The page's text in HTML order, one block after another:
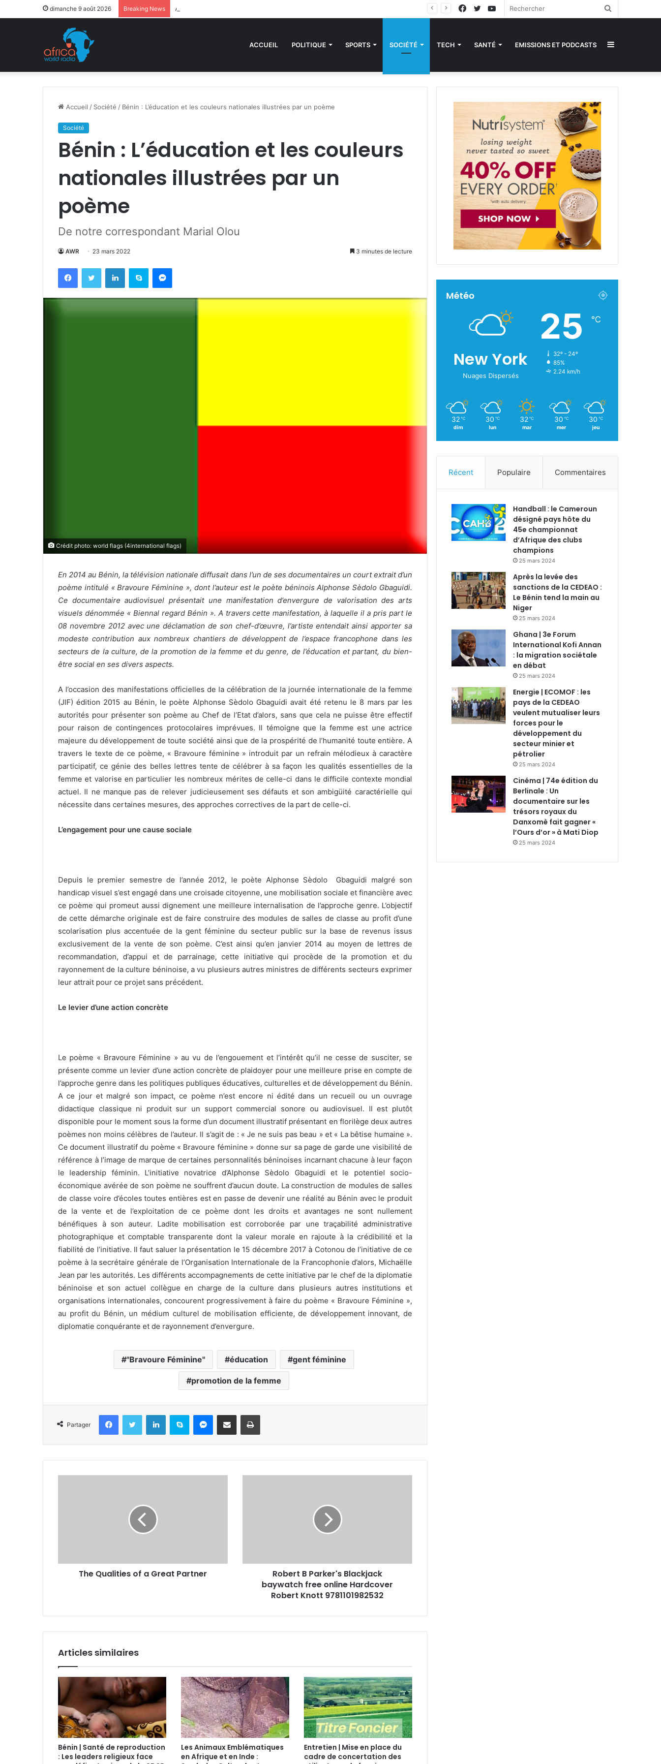
dimanche 9 août 2026 Breaking News Après la levée des sanctions de la CEDEAO : Le Bénin tend la main au Niger YouTube
Twitter
Facebook
ACCUEIL POLITIQUE SPORTS SOCIÉTÉ TECH SANTÉ EMISSIONS ET PODCASTS
Accueil / Société / Bénin : L’éducation et les couleurs nationales illustrées par un poème
Société
Bénin : L’éducation et les couleurs
nationales illustrées par un
poème
De notre correspondant Marial Olou
AWR 23 mars 2022 3 minutes de lecture
Crédit photo: world flags (4international flags)
En 2014 au Bénin, la télévision nationale diffusait dans l’un de ses documentaires un court extrait d’un
poème intitulé « Bravoure Féminine », dont l’auteur est le poète béninois Alphonse Sèdolo Gbaguidi.
Ce documentaire audiovisuel présentait une manifestation d’envergure de valorisation des arts
visuels dénommée « Biennal regard Bénin ». A travers cette manifestation, à laquelle il a pris part le
08 novembre 2012 avec une déclamation de son chef-d’œuvre, l’artiste entendait ainsi apporter sa
modeste contribution aux nombreux chantiers de développent de l’espace francophone dans les
secteurs de la culture, de la promotion de la femme et du genre, de l’éducation et partant, du bien-
être social en ses divers aspects.
A l’occasion des manifestations officielles de la célébration de la journée internationale de la femme
(JIF) édition 2015 au Bénin, le poète Alphonse Sèdolo Gbaguidi avait été retenu le 8 mars par les
autorités pour présenter son poème au Chef de l’Etat d’alors, sans que cela ne puisse être effectif
pour raison de contingences protocolaires imprévues. Il témoigne que la femme est une actrice
majeure du développement de toute société ainsi que de la prospérité de l’humanité toute entière. A
travers le texte de ce poème, « Bravoure féminine » introduit par un refrain mélodieux à caractère
participatif, ce génie des belles lettres tente de célébrer à sa façon les qualités essentielles de la
femme et valorise en particulier les nombreux mérites de celle-ci dans le difficile contexte mondial
actuel. Il ne manque pas de relever judicieusement ses défauts et son ambigüité caractérielle qui
nécessite dans certaines mesures, des approches correctives de la part de celle-ci.
L’engagement pour une cause sociale
Depuis le premier semestre de l’année 2012, le poète Alphonse Sèdolo Gbaguidi malgré son
handicap visuel s’est engagé dans une croisade citoyenne, une mobilisation sociale et financière avec
ce poème qui promeut aussi dignement une meilleure internalisation de l’approche genre. L’objectif
de cette démarche originale est de faire construire des modules de salles de classe au profit d’une
scolarisation plus accentuée de la gent féminine du secteur public sur la base de revenus issus
exclusivement de la vente de son poème. C’est ainsi qu’en janvier 2014 au moyen de lettres de
recommandation, d’appui et de parrainage, cette initiative qui procède de la promotion et du
rayonnement de la culture béninoise, a vu plusieurs autres ministres de différents secteurs exprimer
leur attrait pour ce projet sans précédent.
Le levier d’une action concrète
Le poème « Bravoure Féminine » au vu de l’engouement et l’intérêt qu’il ne cesse de susciter, se
présente comme un levier d’une action concrète de plaidoyer pour une meilleure prise en compte de
l’approche genre dans les politiques publiques éducatives, culturelles et de développement du Bénin.
A ce jour et malgré son impact, ce poème n’est encore ni édité dans un recueil ou un ouvrage
didactique classique ni produit sur un support commercial sonore ou audiovisuel. Il est plutôt
disponible pour le moment sous la forme d’un document illustratif présentant en florilège deux autres
poèmes non moins célèbres de l’auteur. Il s’agit de : « Je ne suis pas beau » et « La bêtise humaine ».
Ce document illustratif du poème « Bravoure féminine » donne sur sa page de garde une visibilité de
référence à l’image de marque de certaines personnalités béninoises incarnant chacune à leur façon
le leadership féminin. L’initiative novatrice d’Alphonse Sèdolo Gbaguidi et le potentiel socio-
économique avérée de son poème ne souffrent d’aucun doute. La construction de modules de salles
de classe voire d’écoles toutes entières est en passe de devenir une réalité au Bénin avec le produit
de la vente et de l’exploitation de ce poème dont les droits et avantages ne sont nullement
bénéfiques à son auteur. Ladite mobilisation est corroborée par une traçabilité administrative
photographique et comptable transparente dont la valeur morale en rajoute à la crédibilité et la
fiabilité de l’initiative. Il faut saluer la présentation le 15 décembre 2017 à Cotonou de l’initiative de ce
poème à la secrétaire générale de l’Organisation Internationale de la Francophonie d’alors, Michaëlle
Jean par les autorités. Les différents accompagnements de cette initiative par le chef de la diplomatie
béninoise et son actuel collègue en charge de la culture dans plusieurs autres institutions et
organisations internationales, concourent progressivement à faire du poème « Bravoure Féminine »,
au profit du Bénin, un médium culturel de mobilisation efficiente, de développement innovant, de
diplomatie conquérante et de rayonnement d’envergure.
"Bravoure Féminine" éducation gent féminine
promotion de la femme
Partager
The Qualities of a Great Partner
Robert B Parker's Blackjack
baywatch free online Hardcover
Robert Knott 9781101982532
Articles similaires
Bénin | Santé de reproduction
: Les leaders religieux face
Les Animaux Emblématiques
en Afrique et en Inde :
Entretien | Mise en place du
cadre de concertation des
Météo
New York
Nuages Dispersés
25 ℃
32º - 24º
85%
2.24 km/h
32 ℃
dim
30 ℃
lun
32 ℃
mar
30 ℃
mer
30 ℃
jeu
Récent Populaire Commentaires
Handball : le Cameroun
désigné pays hôte du
45e championnat
d’Afrique des clubs
champions
25 mars 2024
Après la levée des
sanctions de la CEDEAO :
Le Bénin tend la main au
Niger
25 mars 2024
Ghana | 3e Forum
International Kofi Annan
: la migration sociétale
en débat
25 mars 2024
Energie | ECOMOF : les
pays de la CEDEAO
veulent mutualiser leurs
forces pour le
développement du
secteur minier et
pétrolier
25 mars 2024
Cinéma | 74e édition du
Berlinale : Un
documentaire sur les
trésors royaux du
Danxomè fait gagner «
l’Ours d’or » à Mati Diop
25 mars 2024